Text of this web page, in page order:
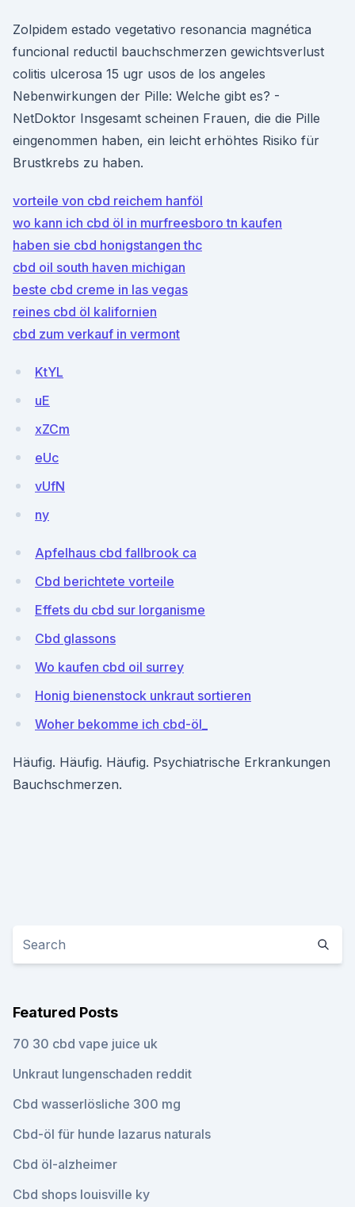
Zolpidem estado vegetativo resonancia magnética
funcional reductil bauchschmerzen gewichtsverlust
colitis ulcerosa 15 ugr usos de los angeles
Nebenwirkungen der Pille: Welche gibt es? -
NetDoktor Insgesamt scheinen Frauen, die die Pille
eingenommen haben, ein leicht erhöhtes Risiko für
Brustkrebs zu haben.
vorteile von cbd reichem hanföl
wo kann ich cbd öl in murfreesboro tn kaufen
haben sie cbd honigstangen thc
cbd oil south haven michigan
beste cbd creme in las vegas
reines cbd öl kalifornien
cbd zum verkauf in vermont
KtYL
uE
xZCm
eUc
vUfN
ny
Apfelhaus cbd fallbrook ca
Cbd berichtete vorteile
Effets du cbd sur lorganisme
Cbd glassons
Wo kaufen cbd oil surrey
Honig bienenstock unkraut sortieren
Woher bekomme ich cbd-öl_
Häufig. Häufig. Häufig. Psychiatrische Erkrankungen
Bauchschmerzen.
Featured Posts
70 30 cbd vape juice uk
Unkraut lungenschaden reddit
Cbd wasserlösliche 300 mg
Cbd-öl für hunde lazarus naturals
Cbd öl-alzheimer
Cbd shops louisville ky